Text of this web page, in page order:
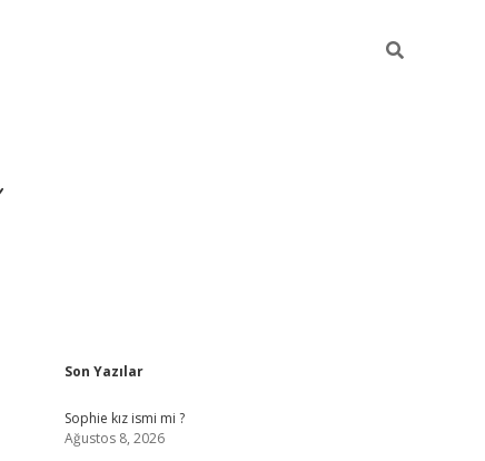
Sidebar
Son Yazılar
Sophie kız ismi mi ?
Ağustos 8, 2026